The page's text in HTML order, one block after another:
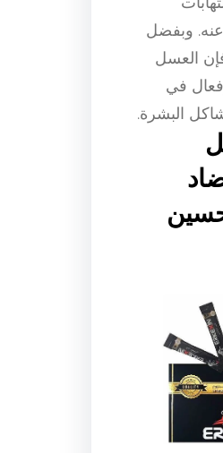
عنه. وبفضل
فإن العسل
في
البشرة.